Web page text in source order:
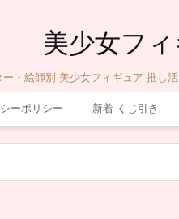
美少女フ
ー・絵師別 美少女フィギュア 推し
ーポリシー 新着 くじ引き